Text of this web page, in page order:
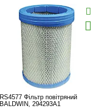
RS4577 Фільтр повітряний
BALDWIN, 294293A1